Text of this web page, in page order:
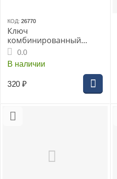
КОД: 26770
Ключ
комбинированный
THORVIK 24мм
CrV(W30024)
0.0
В наличии
320 ₽